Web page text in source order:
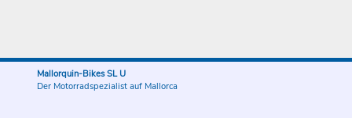
Mallorquin-Bikes SL U
Der Motorradspezialist auf Mallorca